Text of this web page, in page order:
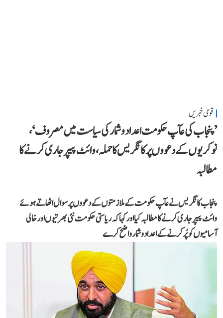
قومی خبریں
’پنجاب کی عآپ حکومت اعداد و شمار کی سیاست میں مصروف‘،
نوکریوں کے دعووں پر کانگریس کا حملہ، وائٹ پیپر جاری کرنے کا
مطالبہ
پنجاب کانگریس نے عآپ حکومت کے ملازمتوں کے دعووں پر سوال اٹھاتے ہوئے
وائٹ پیپر جاری کرنے کا مطالبہ کیا اور کہا کہ ریاستی حکومت نئی بھرتیوں اور خالی
آسامیوں کو پُر کرنے کے اعداد و شمار واضح کرے